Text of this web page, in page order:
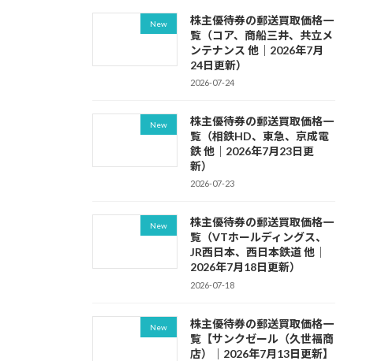
New
株主優待券の郵送買取価格一
覧（コア、商船三井、共立メ
ンテナンス 他｜2026年7月
24日更新）
2026-07-24
New
株主優待券の郵送買取価格一
覧（相鉄HD、東急、京成電
鉄 他｜2026年7月23日更
新）
2026-07-23
New
株主優待券の郵送買取価格一
覧（VTホールディングス、
JR西日本、西日本鉄道 他｜
2026年7月18日更新）
2026-07-18
New
株主優待券の郵送買取価格一
覧【サンクゼール（久世福商
店）｜2026年7月13日更新】